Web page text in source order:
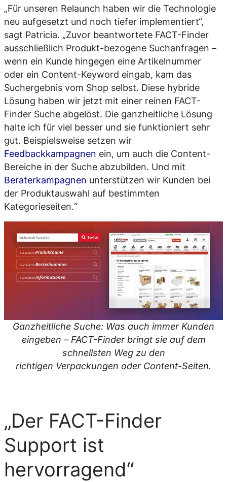
„Für unseren Relaunch haben wir die Technologie
neu aufgesetzt und noch tiefer implementiert“,
sagt Patricia. „Zuvor beantwortete FACT-Finder
ausschließlich Produkt-bezogene Suchanfragen –
wenn ein Kunde hingegen eine Artikelnummer
oder ein Content-Keyword eingab, kam das
Suchergebnis vom Shop selbst. Diese hybride
Lösung haben wir jetzt mit einer reinen FACT-
Finder Suche abgelöst. Die ganzheitliche Lösung
halte ich für viel besser und sie funktioniert sehr
gut. Beispielsweise setzen wir
Feedbackkampagnen ein, um auch die Content-
Bereiche in der Suche abzubilden. Und mit
Beraterkampagnen unterstützen wir Kunden bei
der Produktauswahl auf bestimmten
Kategorieseiten.“
Ganzheitliche Suche: Was auch immer Kunden
eingeben – FACT-Finder bringt sie auf dem
schnellsten Weg zu den
richtigen Verpackungen oder Content-Seiten.
„Der FACT-Finder
Support ist
hervorragend“